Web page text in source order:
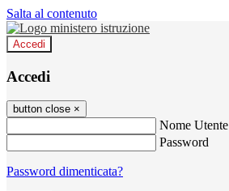
Salta al contenuto
Accedi
Accedi
button close ×
Nome Utente
Password
Password dimenticata?